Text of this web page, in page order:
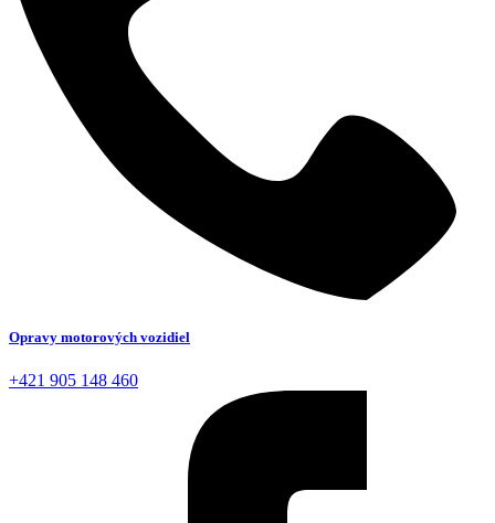
Opravy motorových vozidiel
+421 905 148 460